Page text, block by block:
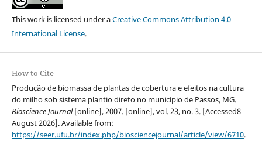
This work is licensed under aCreative Commons Attribution 4.0
International License.
How to Cite
Produção de biomassa de plantas de cobertura e efeitos na cultura
do milho sob sistema plantio direto no município de Passos, MG.
Bioscience Journal[online], 2007. [online], vol. 23, no. 3. [Accessed8
August 2026]. Available from:
https://seer.ufu.br/index.php/biosciencejournal/article/view/6710.